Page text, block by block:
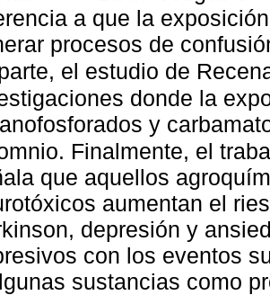
a que la
procesos de
el estudio de
donde la
y
Finalmente, el
que aquellos
aumentan el
depresión y
con los eventos
sustancias como